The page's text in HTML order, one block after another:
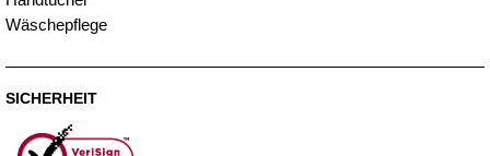
Wäschepflege
SICHERHEIT